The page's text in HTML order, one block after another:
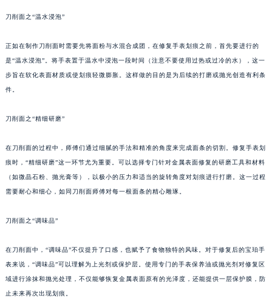
刀削面之“温水浸泡”
正如在制作刀削面时需要先将面粉与水混合成团，在修复手表划痕之前，首先要进行的
是“温水浸泡”。将手表置于温水中浸泡一段时间（注意不要使用过热或过冷的水），这一
步旨在软化表面材质或使划痕轻微膨胀。这样做的目的是为后续的打磨或抛光创造有利条
件。
刀削面之“精细研磨”
在刀削面的过程中，师傅们通过细腻的手法和精准的角度来完成面条的切割。修复手表划
痕时，“精细研磨”这一环节尤为重要。可以选择专门针对金属表面修复的研磨工具和材料
（如微晶石粉、抛光膏等），以极小的压力和适当的旋转角度对划痕进行打磨。这一过程
需要耐心和细心，如同刀削面师傅对每一根面条的精心雕琢。
刀削面之“调味品”
在刀削面中，“调味品”不仅提升了口感，也赋予了食物独特的风味。对于修复后的宝珀手
表来说，“调味品”可以理解为上光剂或保护层。使用专门的手表保养油或抛光剂对修复区
域进行涂抹和抛光处理，不仅能够恢复金属表面原有的光泽度，还能提供一层保护膜，防
止未来再次出现划痕。